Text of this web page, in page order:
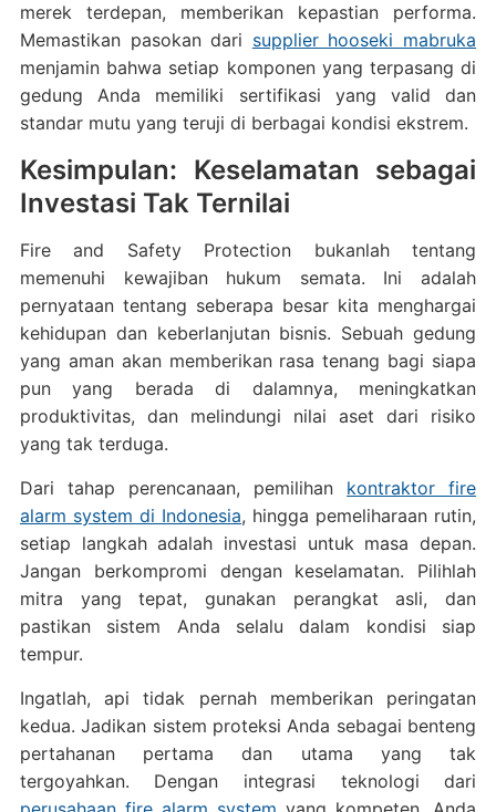
merek terdepan, memberikan kepastian performa.
Memastikan pasokan dari supplier hooseki mabruka
menjamin bahwa setiap komponen yang terpasang di
gedung Anda memiliki sertifikasi yang valid dan
standar mutu yang teruji di berbagai kondisi ekstrem.
Kesimpulan: Keselamatan sebagai
Investasi Tak Ternilai
Fire and Safety Protection bukanlah tentang
memenuhi kewajiban hukum semata. Ini adalah
pernyataan tentang seberapa besar kita menghargai
kehidupan dan keberlanjutan bisnis. Sebuah gedung
yang aman akan memberikan rasa tenang bagi siapa
pun yang berada di dalamnya, meningkatkan
produktivitas, dan melindungi nilai aset dari risiko
yang tak terduga.
Dari tahap perencanaan, pemilihan kontraktor fire
alarm system di Indonesia, hingga pemeliharaan rutin,
setiap langkah adalah investasi untuk masa depan.
Jangan berkompromi dengan keselamatan. Pilihlah
mitra yang tepat, gunakan perangkat asli, dan
pastikan sistem Anda selalu dalam kondisi siap
tempur.
Ingatlah, api tidak pernah memberikan peringatan
kedua. Jadikan sistem proteksi Anda sebagai benteng
pertahanan pertama dan utama yang tak
tergoyahkan. Dengan integrasi teknologi dari